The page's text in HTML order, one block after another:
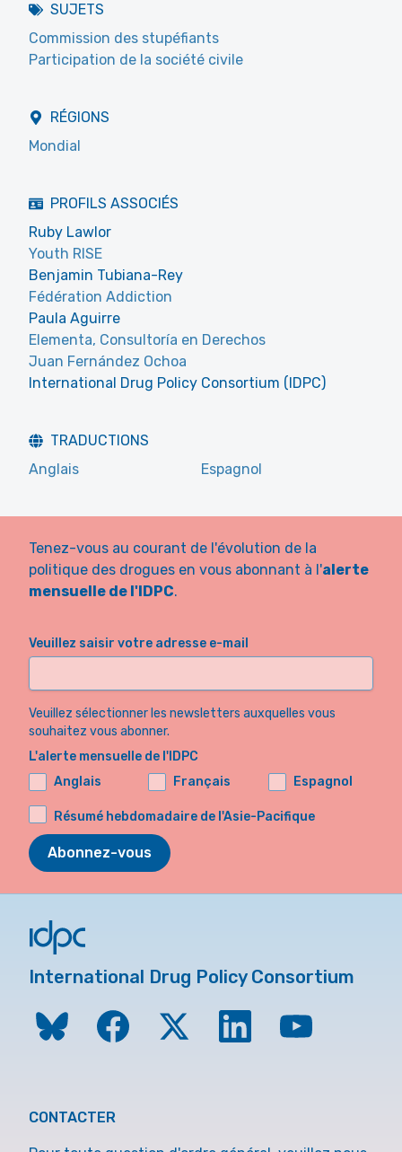
SUJETS
Commission des stupéfiants
Participation de la société civile
RÉGIONS
Mondial
PROFILS ASSOCIÉS
Ruby Lawlor
Youth RISE
Benjamin Tubiana-Rey
Fédération Addiction
Paula Aguirre
Elementa, Consultoría en Derechos
Juan Fernández Ochoa
International Drug Policy Consortium (IDPC)
TRADUCTIONS
Anglais
Espagnol
Tenez-vous au courant de l'évolution de la
politique des drogues en vous abonnant à l'alerte
mensuelle de l'IDPC.
Veuillez saisir votre adresse e-mail
Veuillez sélectionner les newsletters auxquelles vous
souhaitez vous abonner.
L'alerte mensuelle de l'IDPC
Anglais
Français Espagnol
Résumé hebdomadaire de l'Asie-Pacifique
Abonnez-vous
International Drug Policy Consortium
CONTACTER